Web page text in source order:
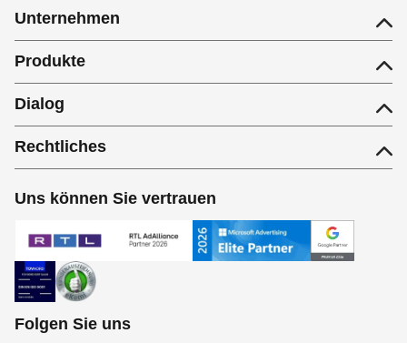
Unternehmen
Produkte
Dialog
Rechtliches
Uns können Sie vertrauen
Folgen Sie uns